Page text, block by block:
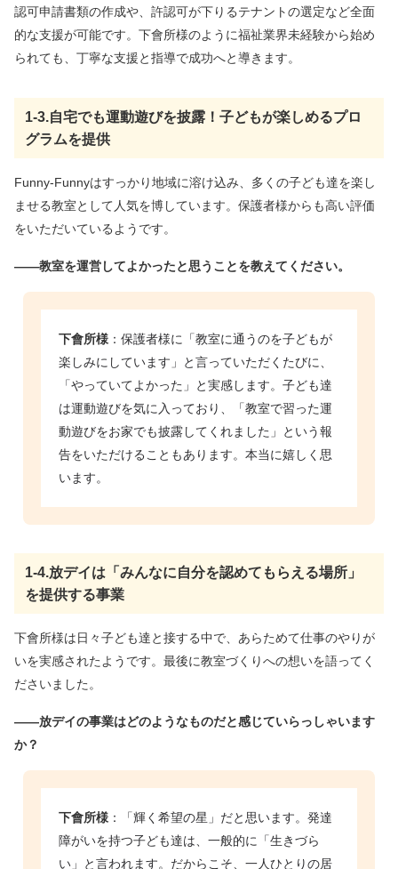
認可申請書類の作成や、許認可が下りるテナントの選定など全面
的な支援が可能です。下會所様のように福祉業界未経験から始め
られても、丁寧な支援と指導で成功へと導きます。
1-3.自宅でも運動遊びを披露！子どもが楽しめるプロ
グラムを提供
Funny-Funnyはすっかり地域に溶け込み、多くの子ども達を楽し
ませる教室として人気を博しています。保護者様からも高い評価
をいただいているようです。
――教室を運営してよかったと思うことを教えてください。
下會所様 ：保護者様に「教室に通うのを子どもが
楽しみにしています」と言っていただくたびに、
「やっていてよかった」と実感します。子ども達
は運動遊びを気に入っており、「教室で習った運
動遊びをお家でも披露してくれました」という報
告をいただけることもあります。本当に嬉しく思
います。
1-4.放デイは「みんなに自分を認めてもらえる場所」
を提供する事業
下會所様は日々子ども達と接する中で、あらためて仕事のやりが
いを実感されたようです。最後に教室づくりへの想いを語ってく
ださいました。
――放デイの事業はどのようなものだと感じていらっしゃいます
か？
下會所様 ：「輝く希望の星」だと思います。発達
障がいを持つ子ども達は、一般的に「生きづら
い」と言われます。だからこそ、一人ひとりの居